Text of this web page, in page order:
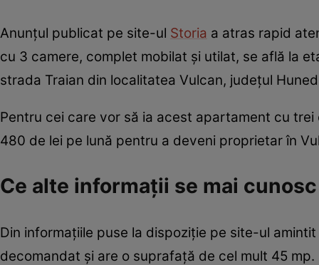
Anunțul publicat pe site-ul Storia a atras rapid
cu 3 camere, complet mobilat și utilat, se află la
strada Traian din localitatea Vulcan, județul
Pentru cei care vor să ia acest apartament cu
480 de lei pe lună pentru a deveni proprietar în
Ce alte informații se mai
Din informațiile puse la dispoziție pe site-ul
decomandat și are o suprafață de cel mult 45